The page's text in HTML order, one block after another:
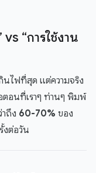
vs “การใช้งาน
นไฟที่สุด แต่ความจริง
อนที่เราๆ ท่านๆ พิมพ์
ถึง 60-70% ของ
งต่อวัน